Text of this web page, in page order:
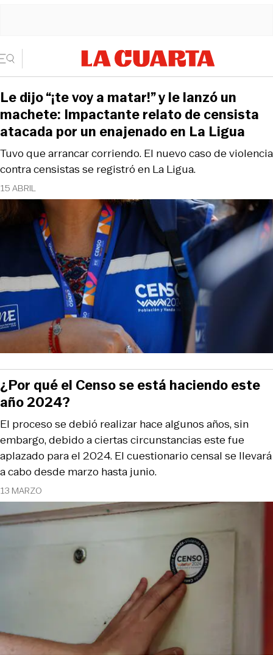
15 ABRIL
Tuvo que arrancar corriendo. El nuevo caso de violencia
contra censistas se registró en La Ligua.
Le dijo “¡te voy a matar!” y le lanzó un
machete: Impactante relato de censista
atacada por un enajenado en La Ligua
13 MARZO
El proceso se debió realizar hace algunos años, sin
embargo, debido a ciertas circunstancias este fue
aplazado para el 2024. El cuestionario censal se llevará
a cabo desde marzo hasta junio.
¿Por qué el Censo se está haciendo este
año 2024?